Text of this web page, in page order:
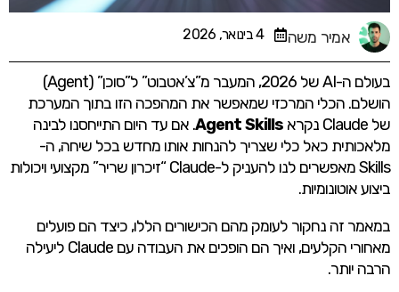
אמיר משה 4 בינואר, 2026
בעולם ה-AI של 2026, המעבר מ”צ’אטבוט” ל”סוכן” (Agent)
הושלם. הכלי המרכזי שמאפשר את המהפכה הזו בתוך המערכת
של Claude נקרא
Agent Skills. אם עד היום התייחסנו לבינה
מלאכותית כאל כלי שצריך להנחות אותו מחדש בכל שיחה, ה-
Skills מאפשרים לנו להעניק ל-Claude “זיכרון שריר” מקצועי ויכולות
ביצוע אוטונומיות.
במאמר זה נחקור לעומק מהם הכישורים הללו, כיצד הם פועלים
מאחורי הקלעים, ואיך הם הופכים את העבודה עם Claude ליעילה
הרבה יותר.